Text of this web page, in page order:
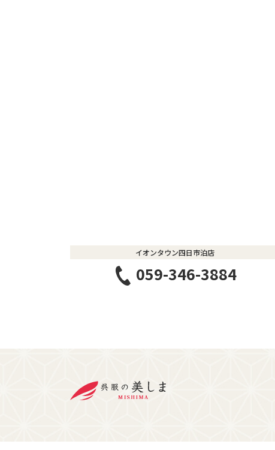
イオンタウン四日市泊店
059-346-3884